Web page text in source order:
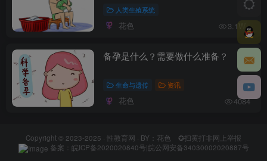
人类生殖系统
花色 3.1W+
备孕是什么？需要做什么准备？
生命与遗传 资讯
花色 4084
Copyright © 2023-2025 · 性教育网 · BY：花色 ✪扫黄打非网上举报
备案： 皖ICP备2020020840号|皖公网安备34030002020887号